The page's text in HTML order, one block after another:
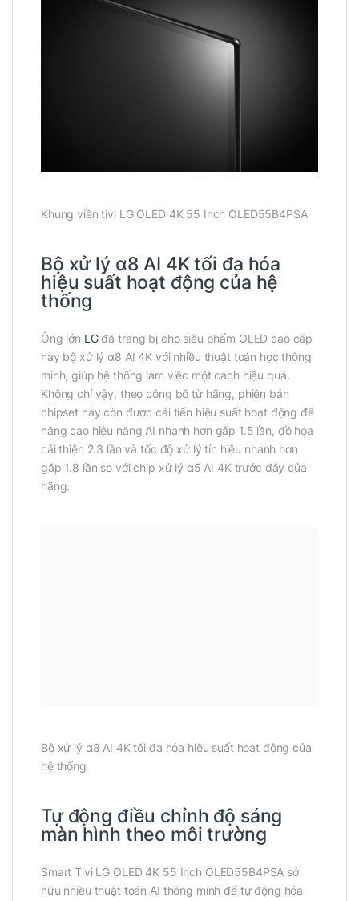
Khung viền tivi LG OLED 4K 55 Inch OLED55B4PSA
Bộ xử lý α8 AI 4K tối đa hóa
hiệu suất hoạt động của hệ
thống
Ông lớn LGđã trang bị cho siêu phẩm OLED cao cấp
này bộ xử lý α8 AI 4K với nhiều thuật toán học thông
minh, giúp hệ thống làm việc một cách hiệu quả.
Không chỉ vậy, theo công bố từ hãng, phiên bản
chipset này còn được cải tiến hiệu suất hoạt động để
nâng cao hiệu năng AI nhanh hơn gấp 1.5 lần, đồ họa
cải thiện 2.3 lần và tốc độ xử lý tín hiệu nhanh hơn
gấp 1.8 lần so với chip xử lý α5 AI 4K trước đây của
hãng.
Bộ xử lý α8 AI 4K tối đa hóa hiệu suất hoạt động của
hệ thống
Tự động điều chỉnh độ sáng
màn hình theo môi trường
Smart Tivi LG OLED 4K 55 Inch OLED55B4PSA sở
hữu nhiều thuật toán AI thông minh để tự động hóa